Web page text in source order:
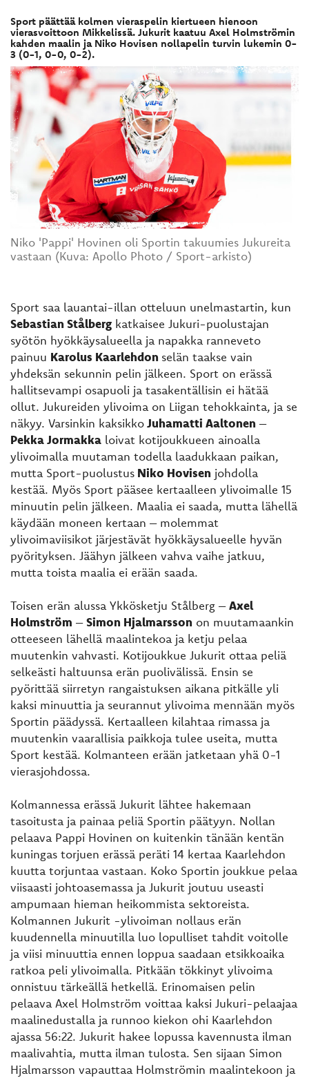
Sport päättää kolmen vieraspelin kiertueen hienoon
vierasvoittoon Mikkelissä. Jukurit kaatuu Axel Holmströmin
kahden maalin ja Niko Hovisen nollapelin turvin lukemin 0-
3 (0-1, 0-0, 0-2).
Niko 'Pappi' Hovinen oli Sportin takuumies Jukureita
vastaan (Kuva: Apollo Photo / Sport-arkisto)
Sport saa lauantai-illan otteluun unelmastartin, kun
Sebastian Stålberg katkaisee Jukuri-puolustajan
syötön hyökkäysalueella ja napakka ranneveto
painuu Karolus Kaarlehdon selän taakse vain
yhdeksän sekunnin pelin jälkeen. Sport on erässä
hallitsevampi osapuoli ja tasakentällisin ei hätää
ollut. Jukureiden ylivoima on Liigan tehokkainta, ja se
näkyy. Varsinkin kaksikkoJuhamatti Aaltonen –
Pekka Jormakka loivat kotijoukkueen ainoalla
ylivoimalla muutaman todella laadukkaan paikan,
mutta Sport-puolustus Niko Hovisen johdolla
kestää. Myös Sport pääsee kertaalleen ylivoimalle 15
minuutin pelin jälkeen. Maalia ei saada, mutta lähellä
käydään moneen kertaan – molemmat
ylivoimaviisikot järjestävät hyökkäysalueelle hyvän
pyörityksen. Jäähyn jälkeen vahva vaihe jatkuu,
mutta toista maalia ei erään saada.
Toisen erän alussa Ykkösketju Stålberg –Axel
Holmström –Simon Hjalmarsson on muutamaankin
otteeseen lähellä maalintekoa ja ketju pelaa
muutenkin vahvasti. Kotijoukkue Jukurit ottaa peliä
selkeästi haltuunsa erän puolivälissä. Ensin se
pyörittää siirretyn rangaistuksen aikana pitkälle yli
kaksi minuuttia ja seurannut ylivoima mennään myös
Sportin päädyssä. Kertaalleen kilahtaa rimassa ja
muutenkin vaarallisia paikkoja tulee useita, mutta
Sport kestää. Kolmanteen erään jatketaan yhä 0-1
vierasjohdossa.
Kolmannessa erässä Jukurit lähtee hakemaan
tasoitusta ja painaa peliä Sportin päätyyn. Nollan
pelaava Pappi Hovinen on kuitenkin tänään kentän
kuningas torjuen erässä peräti 14 kertaa Kaarlehdon
kuutta torjuntaa vastaan. Koko Sportin joukkue pelaa
viisaasti johtoasemassa ja Jukurit joutuu useasti
ampumaan hieman heikommista sektoreista.
Kolmannen Jukurit -ylivoiman nollaus erän
kuudennella minuutilla luo lopulliset tahdit voitolle
ja viisi minuuttia ennen loppua saadaan etsikkoaika
ratkoa peli ylivoimalla. Pitkään tökkinyt ylivoima
onnistuu tärkeällä hetkellä. Erinomaisen pelin
pelaava Axel Holmström voittaa kaksi Jukuri-pelaajaa
maalinedustalla ja runnoo kiekon ohi Kaarlehdon
ajassa 56:22. Jukurit hakee lopussa kavennusta ilman
maalivahtia, mutta ilman tulosta. Sen sijaan Simon
Hjalmarsson vapauttaa Holmströmin maalintekoon ja